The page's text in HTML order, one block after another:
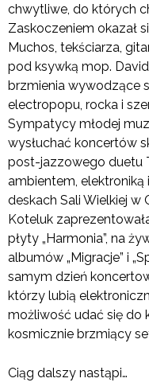
chwytliwe, do których
Zaskoczeniem okazał
Muchos, tekściarza,
pod ksywką mop.
brzmienia wywodzące
electropopu, rocka i
Sympatycy młodej
wysłuchać koncertów
post-jazzowego duetu
ambientem,
deskach Sali Wielkiej w
Koteluk
płyty „Harmonia”, na
albumów „Migracje” i
samym dzień
którzy lubią
możliwość udać się do
kosmicznie brzmiący
Ciąg dalszy nastąpi…